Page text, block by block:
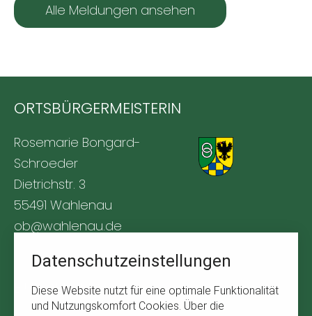
Alle Meldungen ansehen
ORTSBÜRGERMEISTERIN
Rosemarie Bongard-
Schroeder
Dietrichstr. 3
55491 Wahlenau
ob@wahlenau.de
BÜRGERSERVICE
Datenschutzeinstellungen
Diese Website nutzt für eine optimale Funktionalität
und Nutzungskomfort Cookies. Über die